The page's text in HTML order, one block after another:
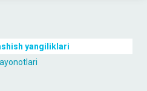
yangiliklari